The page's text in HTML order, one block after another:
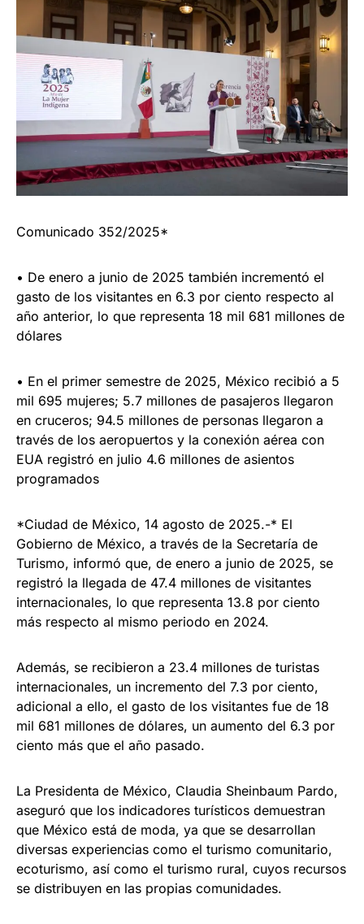
Comunicado 352/2025*
• De enero a junio de 2025 también incrementó el
gasto de los visitantes en 6.3 por ciento respecto al
año anterior, lo que representa 18 mil 681 millones de
dólares
• En el primer semestre de 2025, México recibió a 5
mil 695 mujeres; 5.7 millones de pasajeros llegaron
en cruceros; 94.5 millones de personas llegaron a
través de los aeropuertos y la conexión aérea con
EUA registró en julio 4.6 millones de asientos
programados
*Ciudad de México, 14 agosto de 2025.-* El
Gobierno de México, a través de la Secretaría de
Turismo, informó que, de enero a junio de 2025, se
registró la llegada de 47.4 millones de visitantes
internacionales, lo que representa 13.8 por ciento
más respecto al mismo periodo en 2024.
Además, se recibieron a 23.4 millones de turistas
internacionales, un incremento del 7.3 por ciento,
adicional a ello, el gasto de los visitantes fue de 18
mil 681 millones de dólares, un aumento del 6.3 por
ciento más que el año pasado.
La Presidenta de México, Claudia Sheinbaum Pardo,
aseguró que los indicadores turísticos demuestran
que México está de moda, ya que se desarrollan
diversas experiencias como el turismo comunitario,
ecoturismo, así como el turismo rural, cuyos recursos
se distribuyen en las propias comunidades.